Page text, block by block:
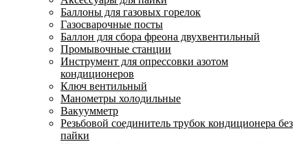
Баллоны для газовых горелок
Газосварочные посты
Баллон для сбора фреона двухвентильный
Промывочные станции
Инструмент для опрессовки азотом
кондиционеров
Ключ вентильный
Манометры холодильные
Вакуумметр
Резьбовой соединитель трубок кондиционера без
пайки